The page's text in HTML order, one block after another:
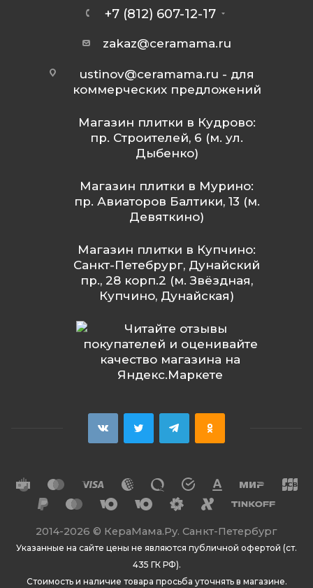
+7 (812) 607-12-17
zakaz@ceramama.ru
ustinov@ceramama.ru - для
коммерческих предложений
Магазин плитки в Кудрово:
пр. Строителей, 6 (м. ул.
Дыбенко)
Магазин плитки в Мурино:
пр. Авиаторов Балтики, 13 (м.
Девяткино)
Магазин плитки в Купчино:
Санкт-Петебрург, Дунайский
пр., 28 корп.2 (м. Звёздная,
Купчино, Дунайская)
2014-2026 © КераМама.Ру. Санкт-Петербург
Указанные на сайте цены не являются публичной офертой (ст.
435 ГК РФ).
Стоимость и наличие товара просьба уточнять в магазине.